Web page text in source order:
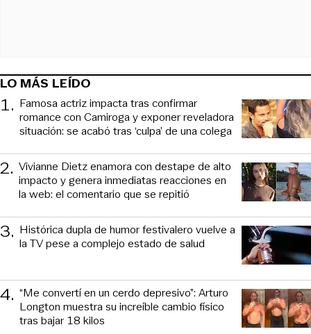
LO MÁS LEÍDO
1. Famosa actriz impacta tras confirmar
romance con Camiroga y exponer reveladora
situación: se acabó tras ‘culpa’ de una colega
2. Vivianne Dietz enamora con destape de alto
impacto y genera inmediatas reacciones en
la web: el comentario que se repitió
3. Histórica dupla de humor festivalero vuelve a
la TV pese a complejo estado de salud
4. “Me convertí en un cerdo depresivo”: Arturo
Longton muestra su increíble cambio físico
tras bajar 18 kilos